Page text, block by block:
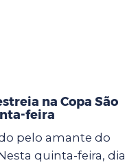
na Copa São
feira
pelo amante do
quinta-feira, dia